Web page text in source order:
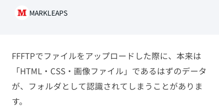
HTML・CSS
PHP
MARKLEAPS
FFFTPでファイルをアップロードした際に、本来は
「HTML・CSS・画像ファイル」であるはずのデータ
が、フォルダとして認識されてしまうことがありま
す。